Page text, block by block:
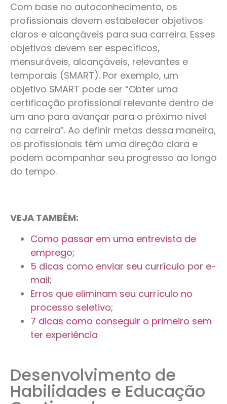
Com base no autoconhecimento, os
profissionais devem estabelecer objetivos
claros e alcançáveis para sua carreira. Esses
objetivos devem ser específicos,
mensuráveis, alcançáveis, relevantes e
temporais (SMART). Por exemplo, um
objetivo SMART pode ser “Obter uma
certificação profissional relevante dentro de
um ano para avançar para o próximo nível
na carreira”. Ao definir metas dessa maneira,
os profissionais têm uma direção clara e
podem acompanhar seu progresso ao longo
do tempo.
VEJA TAMBÉM:
Como passar em uma entrevista de
emprego;
5 dicas como enviar seu currículo por e-
mail;
Erros que eliminam seu currículo no
processo seletivo;
7 dicas como conseguir o primeiro sem
ter experiência
Desenvolvimento de
Habilidades e Educação